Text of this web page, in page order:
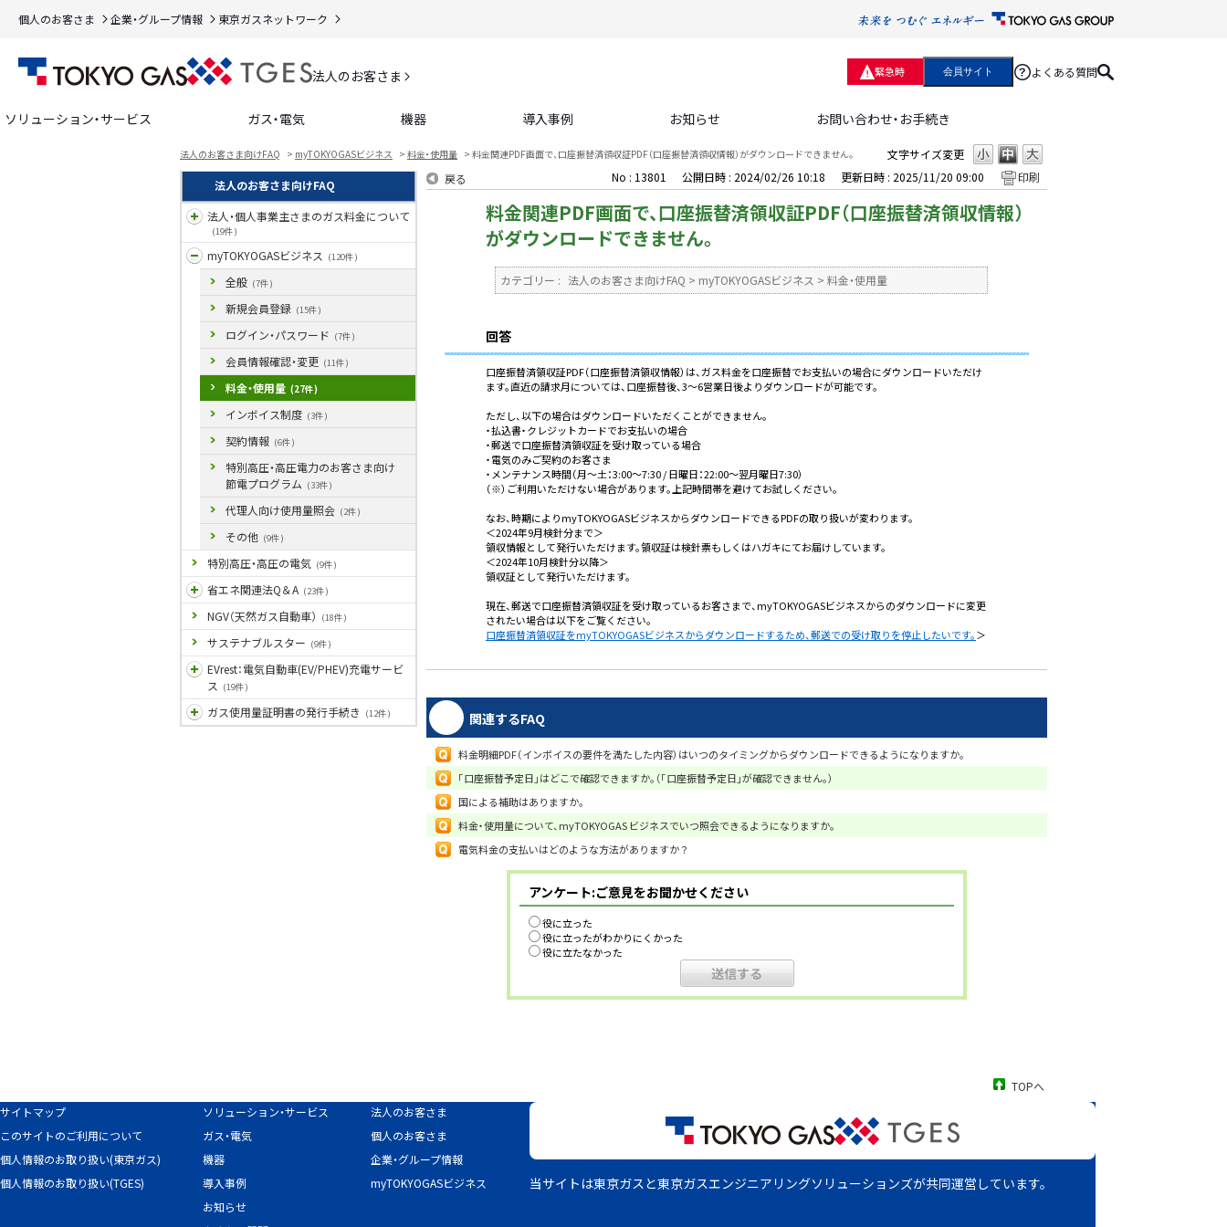
個人のお客さま 企業・グループ情報 東京ガスネットワーク
法人のお客さま 緊急時 会員サイト よくある質問
ソリューション・サービス ガス・電気 機器 導入事例 お知らせ お問い合わせ・お手続き
文字サイズ変更
法人のお客さま向けFAQ > myTOKYOGASビジネス > 料金・使用量 > 料金関連PDF画面で、口座振替済領収証PDF（口座振替済領収情報）がダウンロードできません。
法人のお客さま向けFAQ
法人・個人事業主さまのガス料金について
(19件)
myTOKYOGASビジネス (120件)
全般 (7件)
新規会員登録 (15件)
ログイン・パスワード (7件)
会員情報確認・変更 (11件)
料金・使用量 (27件)
インボイス制度 (3件)
契約情報 (6件)
特別高圧・高圧電力のお客さま向け
節電プログラム (33件)
代理人向け使用量照会 (2件)
その他 (9件)
特別高圧・高圧の電気 (9件)
省エネ関連法Q＆A (23件)
NGV（天然ガス自動車） (18件)
サステナブルスター (9件)
EVrest：電気自動車(EV/PHEV)充電サービ
ス (19件)
ガス使用量証明書の発行手続き (12件)
戻る No : 13801 公開日時 : 2024/02/26 10:18 更新日時 : 2025/11/20 09:00 印刷
料金関連PDF画面で、口座振替済領収証PDF（口座振替済領収情報）
がダウンロードできません。
カテゴリー : 法人のお客さま向けFAQ > myTOKYOGASビジネス > 料金・使用量
回答
口座振替済領収証PDF（口座振替済領収情報）は、ガス料金を口座振替でお支払いの場合にダウンロードいただけ
ます。直近の請求月については、口座振替後、3～6営業日後よりダウンロードが可能です。
ただし、以下の場合はダウンロードいただくことができません。
・払込書・クレジットカードでお支払いの場合
・郵送で口座振替済領収証を受け取っている場合
・電気のみご契約のお客さま
・メンテナンス時間（月～土：3:00～7:30 / 日曜日：22:00～翌月曜日7:30）
（※）ご利用いただけない場合があります。上記時間帯を避けてお試しください。
なお、時期によりmyTOKYOGASビジネスからダウンロードできるPDFの取り扱いが変わります。
＜2024年9月検針分まで＞
領収情報として発行いただけます。領収証は検針票もしくはハガキにてお届けしています。
＜2024年10月検針分以降＞
領収証として発行いただけます。
現在、郵送で口座振替済領収証を受け取っているお客さまで、myTOKYOGASビジネスからのダウンロードに変更
されたい場合は以下をご覧ください。
口座振替済領収証をmyTOKYOGASビジネスからダウンロードするため、郵送での受け取りを停止したいです。＞
関連するFAQ
料金明細PDF（インボイスの要件を満たした内容）はいつのタイミングからダウンロードできるようになりますか。
「口座振替予定日」はどこで確認できますか。（「口座振替予定日」が確認できません。）
国による補助はありますか。
料金・使用量について、myTOKYOGAS ビジネスでいつ照会できるようになりますか。
電気料金の支払いはどのような方法がありますか？
アンケート:ご意見をお聞かせください
役に立った
役に立ったがわかりにくかった
役に立たなかった
TOPへ
サイトマップ
このサイトのご利用について
個人情報のお取り扱い(東京ガス)
個人情報のお取り扱い(TGES)
ソリューション・サービス
ガス・電気
機器
導入事例
お知らせ
法人のお客さま
個人のお客さま
企業・グループ情報
myTOKYOGASビジネス
当サイトは東京ガスと東京ガスエンジニアリングソリューションズが共同運営しています。